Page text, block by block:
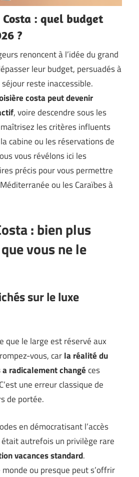
: quel budget
?
renoncent à l’idée du grand
leur budget, persuadés à
reste inaccessible.
costa peut devenir
, voire descendre sous les
les critères influents
cabine ou les réservations de
vous révélons ici les
précis pour vous permettre
ou les Caraïbes à
: bien plus
vous ne le
sur le luxe
que le large est réservé aux
vous, carla réalité du
radicalement changéces
une erreur classique de
de portée.
en démocratisant l’accès
était autrefois un privilège rare
vacances standard.
ou presque peut s’offrir